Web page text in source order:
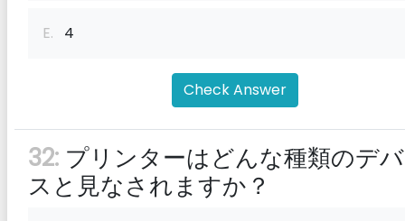
E. 4
Check Answer
32: プリンターはどんな種類のデ
スと見なされますか？